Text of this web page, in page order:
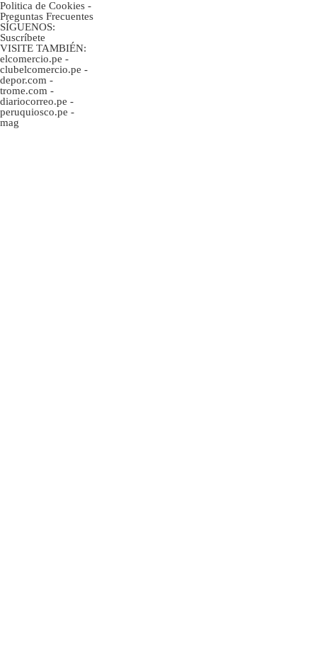
Politica de Cookies -
Preguntas Frecuentes
SÍGUENOS:
Suscríbete
VISITE TAMBIÉN:
elcomercio.pe -
clubelcomercio.pe -
depor.com -
trome.com -
diariocorreo.pe -
peruquiosco.pe -
mag